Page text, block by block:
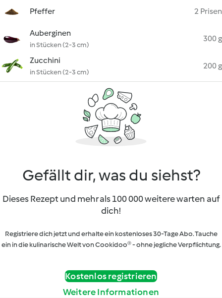
Pfeffer 2 Prisen
Auberginen
in Stücken (2-3 cm)
300 g
Zucchini
in Stücken (2-3 cm)
200 g
Gefällt dir, was du siehst?
Dieses Rezept und mehr als 100 000 weitere warten auf
dich!
Registriere dich jetzt und erhalte ein kostenloses 30-Tage Abo. Tauche
ein in die kulinarische Welt von Cookidoo® - ohne jegliche Verpflichtung.
Kostenlos registrieren
Weitere Informationen